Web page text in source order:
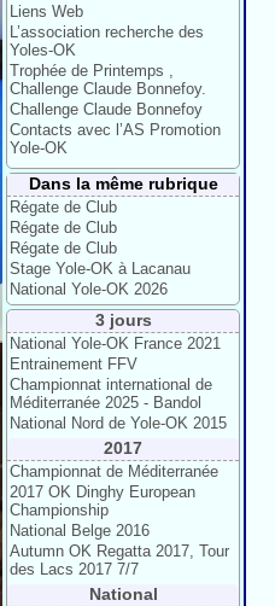
Liens Web
L’association recherche des
Yoles-OK
Trophée de Printemps ,
Challenge Claude Bonnefoy.
Challenge Claude Bonnefoy
Contacts avec l’AS Promotion
Yole-OK
Dans la même rubrique
Régate de Club
Régate de Club
Régate de Club
Stage Yole-OK à Lacanau
National Yole-OK 2026
3 jours
National Yole-OK France 2021
Entrainement FFV
Championnat international de
Méditerranée 2025 - Bandol
National Nord de Yole-OK 2015
2017
Championnat de Méditerranée
2017 OK Dinghy European
Championship
National Belge 2016
Autumn OK Regatta 2017, Tour
des Lacs 2017 7/7
National